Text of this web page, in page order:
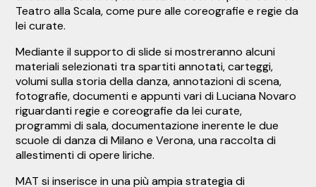
Teatro alla Scala, come pure alle coreografie e regie da
lei curate.
Mediante il supporto di slide si mostreranno alcuni
materiali selezionati tra spartiti annotati, carteggi,
volumi sulla storia della danza, annotazioni di scena,
fotografie, documenti e appunti vari di Luciana Novaro
riguardanti regie e coreografie da lei curate,
programmi di sala, documentazione inerente le due
scuole di danza di Milano e Verona, una raccolta di
allestimenti di opere liriche.
MAT si inserisce in una più ampia strategia di